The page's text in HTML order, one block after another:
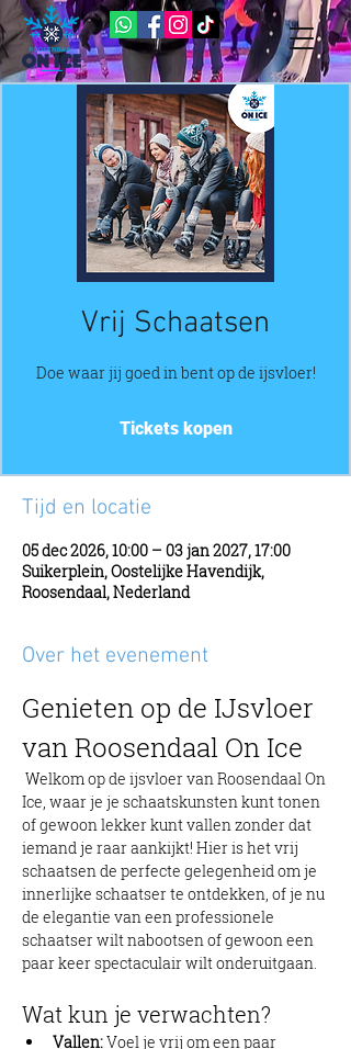
Vrij Schaatsen
Doe waar jij goed in bent op de ijsvloer!
Tickets kopen
Tijd en locatie
05 dec 2026, 10:00 – 03 jan 2027, 17:00
Suikerplein, Oostelijke Havendijk,
Roosendaal, Nederland
Over het evenement
Genieten op de IJsvloer
van Roosendaal On Ice
Ice, waar je je schaatskunsten kunt tonen
of gewoon lekker kunt vallen zonder dat
iemand je raar aankijkt! Hier is het vrij
schaatsen de perfecte gelegenheid om je
innerlijke schaatser te ontdekken, of je nu
de elegantie van een professionele
schaatser wilt nabootsen of gewoon een
paar keer spectaculair wilt onderuitgaan.
Wat kun je verwachten?
Vallen: Voel je vrij om een paar